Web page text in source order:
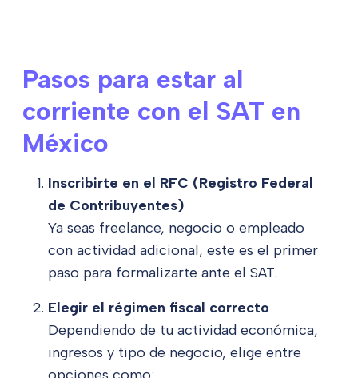
Pasos para estar al
corriente con el SAT en
México
Inscribirte en el RFC (Registro Federal
de Contribuyentes)
Ya seas freelance, negocio o empleado
con actividad adicional, este es el primer
paso para formalizarte ante el SAT.
Elegir el régimen fiscal correcto
Dependiendo de tu actividad económica,
ingresos y tipo de negocio, elige entre
opciones como: